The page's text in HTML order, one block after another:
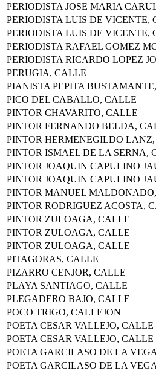
PERIODISTA JOSE MARIA
PERIODISTA LUIS DE VICENTE,
PERIODISTA LUIS DE VICENTE,
PERIODISTA RAFAEL GOMEZ
PERIODISTA RICARDO LOPEZ
PERUGIA, CALLE
PIANISTA PEPITA
PICO DEL CABALLO, CALLE
PINTOR CHAVARITO, CALLE
PINTOR FERNANDO BELDA,
PINTOR HERMENEGILDO
PINTOR ISMAEL DE LA SERNA,
PINTOR JOAQUIN CAPULINO
PINTOR JOAQUIN CAPULINO
PINTOR MANUEL
PINTOR RODRIGUEZ ACOSTA,
PINTOR ZULOAGA, CALLE
PINTOR ZULOAGA, CALLE
PINTOR ZULOAGA, CALLE
PITAGORAS, CALLE
PIZARRO CENJOR, CALLE
PLAYA SANTIAGO, CALLE
PLEGADERO BAJO, CALLE
POCO TRIGO, CALLEJON
POETA CESAR VALLEJO, CALLE
POETA CESAR VALLEJO, CALLE
POETA GARCILASO DE LA
POETA GARCILASO DE LA